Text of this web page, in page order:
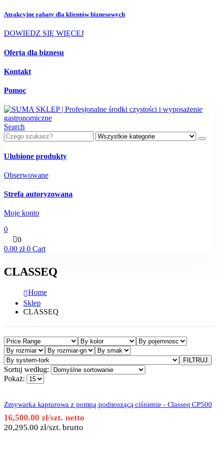
Atrakcyjne rabaty dla klientów biznesowych
DOWIEDZ SIĘ WIĘCEJ
Oferta dla biznesu
Kontakt
Pomoc
Search
Ulubione produkty
Obserwowane
Strefa autoryzowana
Moje konto
0
0
0.00 zł 0 Cart
CLASSEQ
Home
Sklep
CLASSEQ
FILTRUJ
Sortuj według:
Pokaż:
Zmywarka kapturowa z pompą podnoszącą ciśnienie - Classeq CP500
16,500.00 zł/szt. netto
20,295.00 zł/szt. brutto